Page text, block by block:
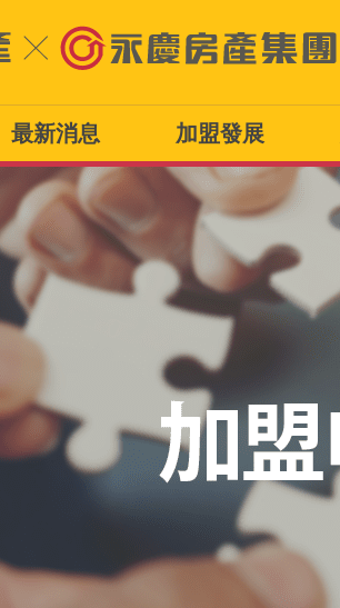
最新消息 加盟發展